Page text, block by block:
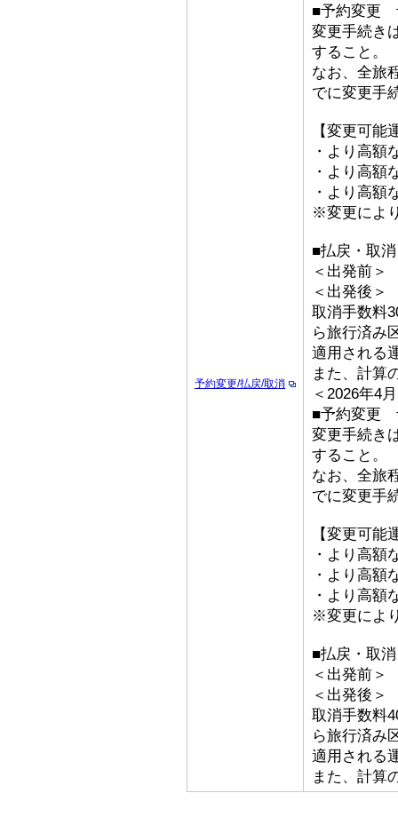
予約変更/払戻/取消
■予約変更
変更手続き
すること。
なお、全旅
でに変更手
【変更可能
・より高額
・より高額
・より高額
※変更によ
■払戻・取消
＜出発前＞
＜出発後
取消手数料
ら旅行済み
適用される
また、計算
＜2026年4
■予約変更
変更手続き
すること。
なお、全旅
でに変更手
【変更可能
・より高額
・より高額
・より高額
※変更によ
■払戻・取消
＜出発前＞
＜出発後
取消手数料
ら旅行済み
適用される
また、計算